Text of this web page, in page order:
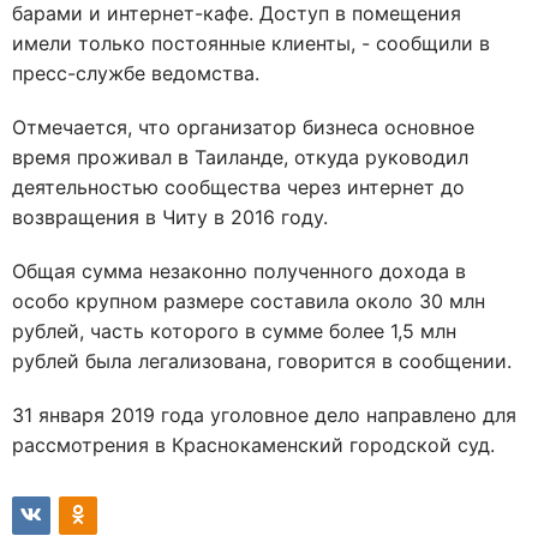
барами и интернет-кафе. Доступ в помещения
имели только постоянные клиенты, - сообщили в
пресс-службе ведомства.
Отмечается, что организатор бизнеса основное
время проживал в Таиланде, откуда руководил
деятельностью сообщества через интернет до
возвращения в Читу в 2016 году.
Общая сумма незаконно полученного дохода в
особо крупном размере составила около 30 млн
рублей, часть которого в сумме более 1,5 млн
рублей была легализована, говорится в сообщении.
31 января 2019 года уголовное дело направлено для
рассмотрения в Краснокаменский городской суд.